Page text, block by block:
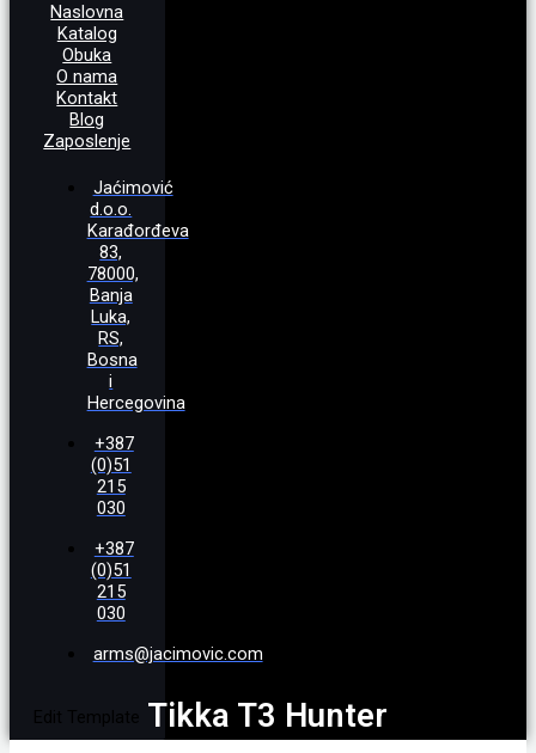
Naslovna
Katalog
Obuka
O nama
Kontakt
Blog
Zaposlenje
Jaćimović
d.o.o.
Karađorđeva
83,
78000,
Banja
Luka,
RS,
Bosna
i
Hercegovina
+387
(0)51
215
030
+387
(0)51
215
030
arms@jacimovic.com
Edit Template Tikka T3 Hunter